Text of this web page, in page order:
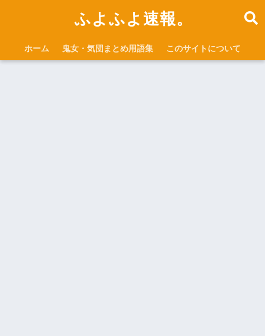
ふよふよ速報。
ホーム 鬼女・気団まとめ用語集 このサイトについて